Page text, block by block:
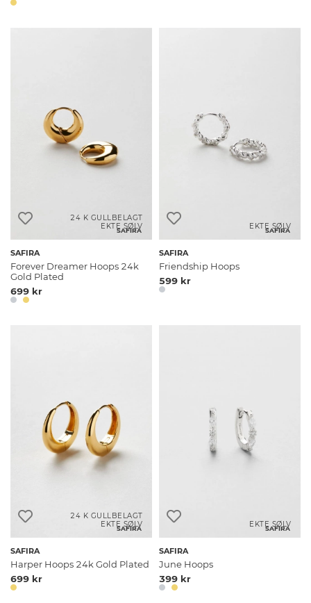
SAFIRA
24 K GULLBELAGT
EKTE SØLV
SAFIRA
Forever Dreamer Hoops 24k
Gold Plated
699 kr
SAFIRA
EKTE SØLV
SAFIRA
Friendship Hoops
599 kr
SAFIRA
24 K GULLBELAGT
EKTE SØLV
SAFIRA
Harper Hoops 24k Gold Plated
699 kr
SAFIRA
EKTE SØLV
SAFIRA
June Hoops
399 kr